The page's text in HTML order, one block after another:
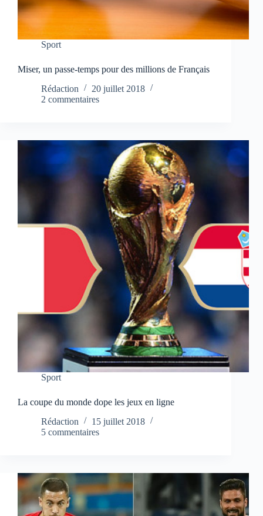
Sport
Miser, un passe-temps pour des millions de Français
Rédaction
20 juillet 2018
2 commentaires
Sport
La coupe du monde dope les jeux en ligne
Rédaction
15 juillet 2018
5 commentaires